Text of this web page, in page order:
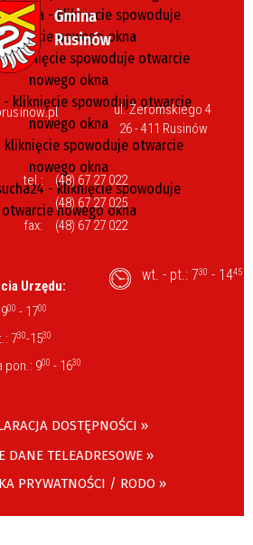
ul. Żeromskiego 4
26 - 411 Rusinów
tel.:
(48) 67 27 022
(48) 67 27 025
fax:
(48) 67 27 022
Urzędu:
00 - 1700
730-1530
pon.: 900 - 1630
wt. - pt.: 730 - 1445
DOSTĘPNOŚCI »
DANE TELEADRESOWE »
PRYWATNOŚCI / RODO »